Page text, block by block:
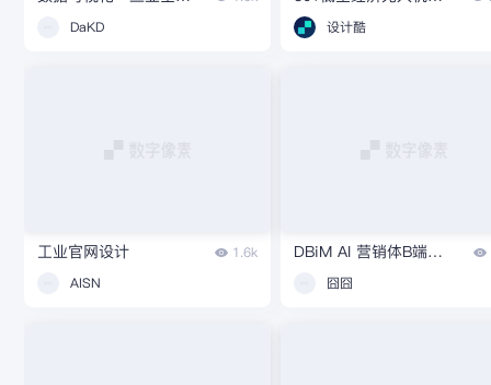
DaKD
设计酷
工业官网设计
1.6k
AISN
DBiM AI 营销体B端设计
囧囧